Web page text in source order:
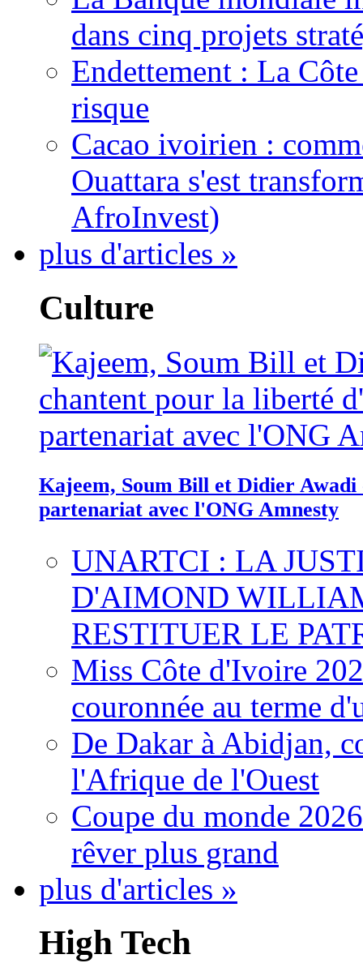
dans cinq projets
Endettement : La
risque
Cacao ivoirien :
Ouattara s'est
AfroInvest)
plus d'articles »
Culture
Kajeem, Soum Bill et Didier
partenariat avec l'ONG Amnesty
UNARTCI : LA
D'AIMOND
RESTITUER LE
Miss Côte d'Ivoire
couronnée au terme
De Dakar à Abidjan,
l'Afrique de l'Ouest
Coupe du monde
rêver plus grand
plus d'articles »
High Tech